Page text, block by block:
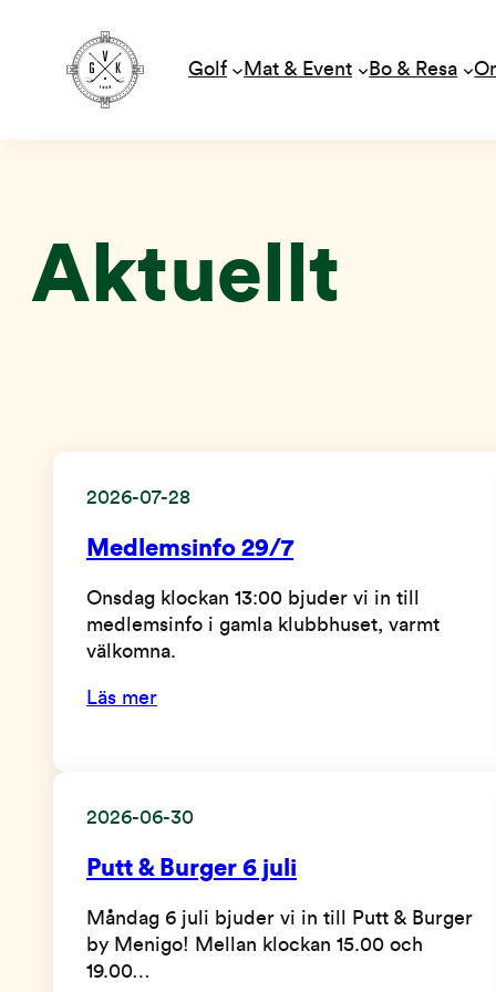
till
Golf Mat & Event Bo & Resa
Aktuellt
2026-07-28
Medlemsinfo 29/7
Onsdag klockan 13:00 bjuder vi in till
medlemsinfo i gamla klubbhuset, varmt
välkomna.
Läs mer
2026-06-30
Putt & Burger 6 juli
Måndag 6 juli bjuder vi in till Putt & Burger
by Menigo! Mellan klockan 15.00 och
19.00…